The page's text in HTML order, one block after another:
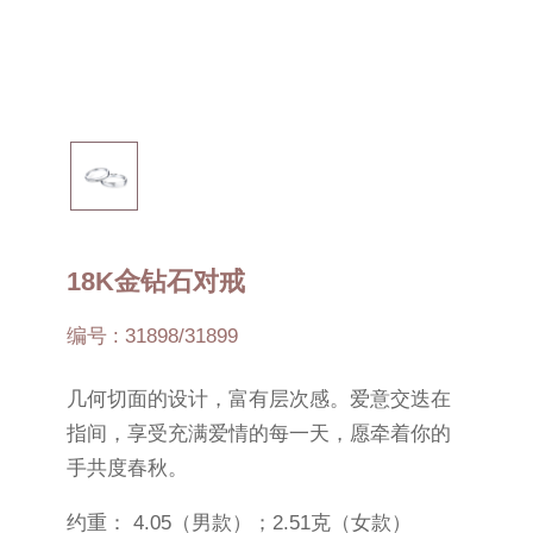
18K金钻石对戒
编号 : 31898/31899
几何切面的设计，富有层次感。爱意交迭在
指间，享受充满爱情的每一天，愿牵着你的
手共度春秋。
约重： 4.05（男款）；2.51克（女款）